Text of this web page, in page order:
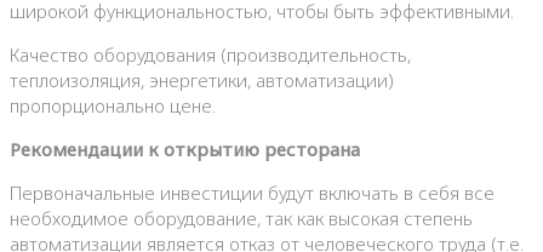
широкой функциональностью, чтобы быть эффективными.
Качество оборудования (производительность,
теплоизоляция, энергетики, автоматизации)
пропорционально цене.
Рекомендации к открытию ресторана
Первоначальные инвестиции будут включать в себя все
необходимое оборудование, так как высокая степень
автоматизации является отказ от человеческого труда (т.е.